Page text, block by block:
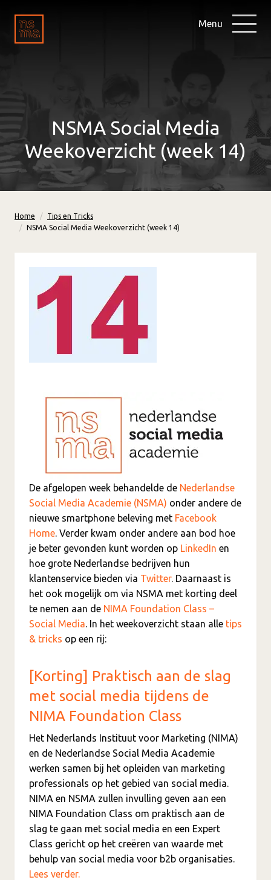
Menu
NSMA Social Media
Weekoverzicht (week 14)
Home
Tips en Tricks
NSMA Social Media Weekoverzicht (week 14)
De afgelopen week behandelde de Nederlandse
Social Media Academie (NSMA) onder andere de
nieuwe smartphone beleving met Facebook
Home. Verder kwam onder andere aan bod hoe
je beter gevonden kunt worden op LinkedIn en
hoe grote Nederlandse bedrijven hun
klantenservice bieden via Twitter. Daarnaast is
het ook mogelijk om via NSMA met korting deel
te nemen aan de NIMA Foundation Class –
Social Media. In het weekoverzicht staan alle tips
& tricks op een rij:
[Korting] Praktisch aan de slag
met social media tijdens de
NIMA Foundation Class
Het Nederlands Instituut voor Marketing (NIMA)
en de Nederlandse Social Media Academie
werken samen bij het opleiden van marketing
professionals op het gebied van social media.
NIMA en NSMA zullen invulling geven aan een
NIMA Foundation Class om praktisch aan de
slag te gaan met social media en een Expert
Class gericht op het creëren van waarde met
behulp van social media voor b2b organisaties.
Lees verder.